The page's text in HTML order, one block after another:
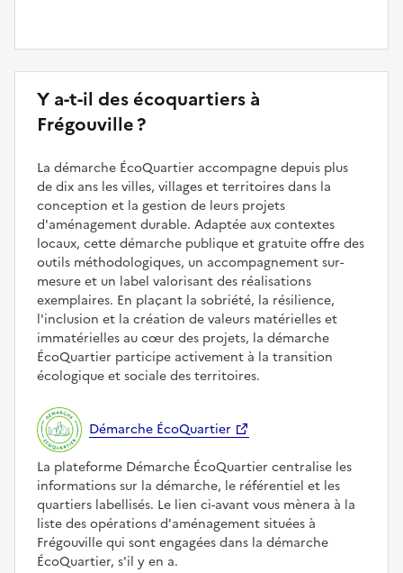
Y a-t-il des écoquartiers à
Frégouville ?
La démarche ÉcoQuartier accompagne depuis plus
de dix ans les villes, villages et territoires dans la
conception et la gestion de leurs projets
d'aménagement durable. Adaptée aux contextes
locaux, cette démarche publique et gratuite offre des
outils méthodologiques, un accompagnement sur-
mesure et un label valorisant des réalisations
exemplaires. En plaçant la sobriété, la résilience,
l'inclusion et la création de valeurs matérielles et
immatérielles au cœur des projets, la démarche
ÉcoQuartier participe activement à la transition
écologique et sociale des territoires.
Démarche ÉcoQuartier
La plateforme Démarche ÉcoQuartier centralise les
informations sur la démarche, le référentiel et les
quartiers labellisés. Le lien ci-avant vous mènera à la
liste des opérations d'aménagement situées à
Frégouville qui sont engagées dans la démarche
ÉcoQuartier, s'il y en a.